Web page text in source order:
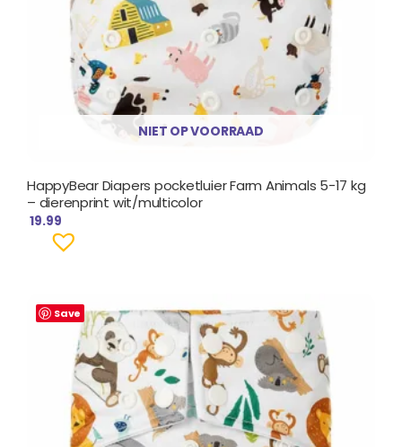
NIET OP VOORRAAD
HappyBear Diapers pocketluier Farm Animals 5-17 kg
– dierenprint wit/multicolor
19.99
Save